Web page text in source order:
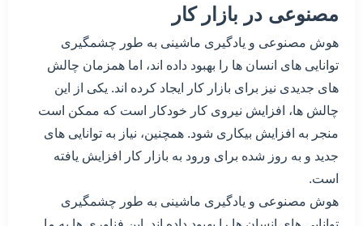
مصنوعی در بازار کار
هوش مصنوعی و یادگیری ماشینی به طور چشمگیری
توانایی های انسان ها را بهبود داده اند، اما همزمان چالش
های جدیدی نیز برای بازار کار ایجاد کرده اند. یکی از این
چالش ها، افزایش نیروی کار خودکار است که ممکن است
منجر به افزایش بیکاری شود. همچنین، نیاز به توانایی های
جدید و به روز شده برای ورود به بازار کار افزایش یافته
است.
هوش مصنوعی و یادگیری ماشینی به طور چشمگیری